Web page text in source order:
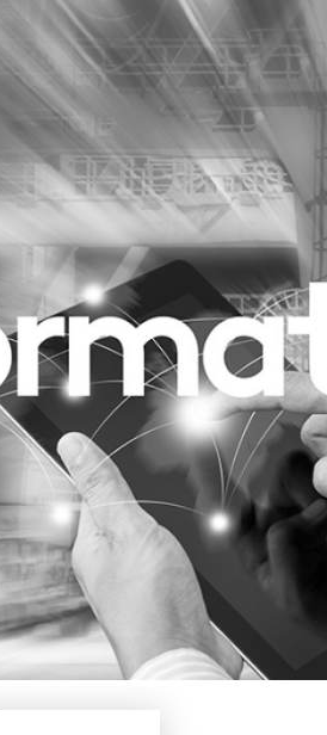
Purpose Marketing
Reputatie & crisis